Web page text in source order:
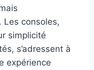
Les consoles,
simplicité
s’adressent à
expérience